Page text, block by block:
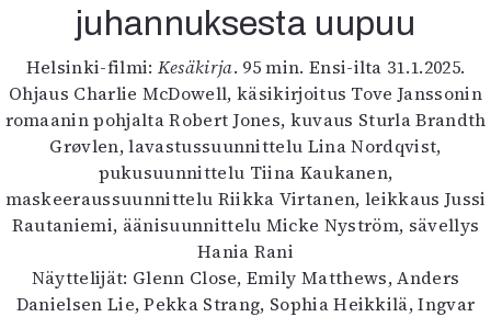
Pääkirjoitus
Oulu2026
Näyttelyt
Musiikki
Levyt
Kuvataide
Kirjat
In English
Esitystaide
Arkisto
juhannuksesta uupuu
Helsinki-filmi: Kesäkirja. 95 min. Ensi-ilta 31.1.2025.
Ohjaus Charlie McDowell, käsikirjoitus Tove Janssonin
romaanin pohjalta Robert Jones, kuvaus Sturla Brandth
Grøvlen, lavastussuunnittelu Lina Nordqvist,
pukusuunnittelu Tiina Kaukanen,
maskeeraussuunnittelu Riikka Virtanen, leikkaus Jussi
Rautaniemi, äänisuunnittelu Micke Nyström, sävellys
Hania Rani
Näyttelijät: Glenn Close, Emily Matthews, Anders
Danielsen Lie, Pekka Strang, Sophia Heikkilä, Ingvar